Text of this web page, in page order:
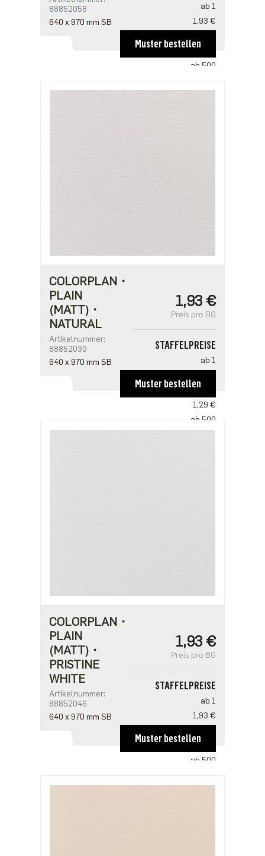
88852058
640 x 970 mm SB
ab 1
1,93 €
1,29 €
ab 500
Muster bestellen
COLORPLAN・
PLAIN
(MATT)・
NATURAL
Artikelnummer:
88852039
640 x 970 mm SB
1,93 €
Preis pro BG
STAFFELPREISE
ab 1
ab 250
1,29 €
ab 500
Muster bestellen
COLORPLAN・
PLAIN
(MATT)・
PRISTINE
WHITE
Artikelnummer:
88852046
640 x 970 mm SB
1,93 €
Preis pro BG
STAFFELPREISE
ab 1
1,93 €
1,29 €
ab 500
Muster bestellen